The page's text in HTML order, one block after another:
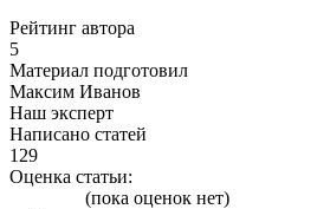
Рейтинг автора
5
Материал подготовил
Максим Иванов
Наш эксперт
Написано статей
129
Оценка статьи:
(пока оценок нет)